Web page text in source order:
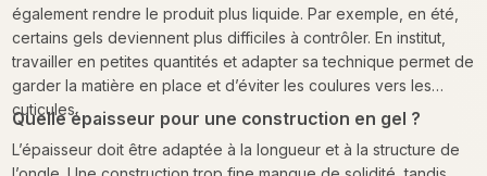
également rendre le produit plus liquide. Par exemple, en été,
certains gels deviennent plus difficiles à contrôler. En institut,
travailler en petites quantités et adapter sa technique permet de
garder la matière en place et d’éviter les coulures vers les
cuticules.
Quelle épaisseur pour une construction en gel ?
L’épaisseur doit être adaptée à la longueur et à la structure de